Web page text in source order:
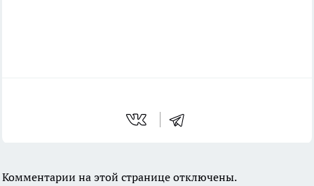
Комментарии на этой странице отключены.